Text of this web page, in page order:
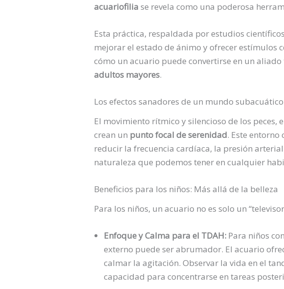
acuariofilia se revela como una poderosa
Esta práctica, respaldada por estudios
mejorar el estado de ánimo y ofrecer estímulos
cómo un acuario puede convertirse en un
adultos mayores.
Los efectos sanadores de un mundo subacuático
El movimiento rítmico y silencioso de los
crean un punto focal de serenidad. Este
reducir la frecuencia cardíaca, la presión
naturaleza que podemos tener en cualquier
Beneficios para los niños: Más allá de la belleza
Para los niños, un acuario no es solo un
Enfoque y Calma para el TDAH: Para niños
externo puede ser abrumador. El acuario
calmar la agitación. Observar la vida en el
capacidad para concentrarse en tareas